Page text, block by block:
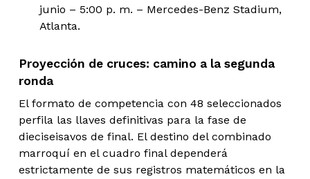
junio – 5:00 p. m. – Mercedes-Benz Stadium,
Atlanta.
Proyección de cruces: camino a la segunda
ronda
El formato de competencia con 48 seleccionados
perfila las llaves definitivas para la fase de
dieciseisavos de final. El destino del combinado
marroquí en el cuadro final dependerá
estrictamente de sus registros matemáticos en la